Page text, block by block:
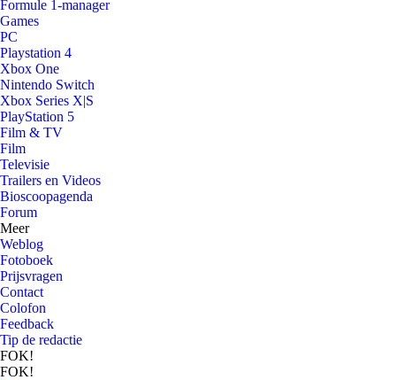
Formule 1-manager
Games
PC
Playstation 4
Xbox One
Nintendo Switch
Xbox Series X|S
PlayStation 5
Film & TV
Film
Televisie
Trailers en Videos
Bioscoopagenda
Forum
Meer
Weblog
Fotoboek
Prijsvragen
Contact
Colofon
Feedback
Tip de redactie
FOK!
FOK!